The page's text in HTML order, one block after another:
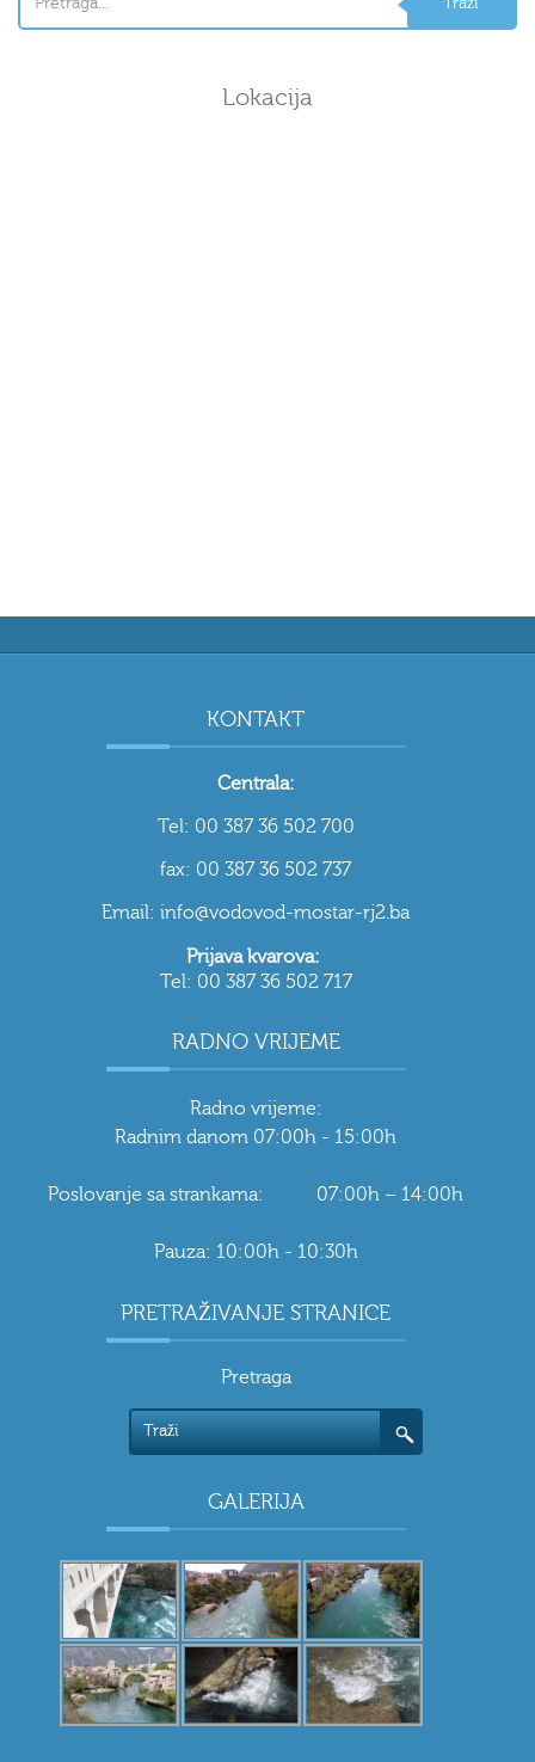
Lokacija
KONTAKT
Centrala:
Tel: 00 387 36 502 700
fax: 00 387 36 502 737
Email: info@vodovod-mostar-rj2.ba
Prijava kvarova:
Tel: 00 387 36 502 717
RADNO VRIJEME
Radno vrijeme:
Radnim danom 07:00h - 15:00h
Poslovanje sa strankama: 07:00h – 14:00h
Pauza: 10:00h - 10:30h
PRETRAŽIVANJE STRANICE
Pretraga
GALERIJA